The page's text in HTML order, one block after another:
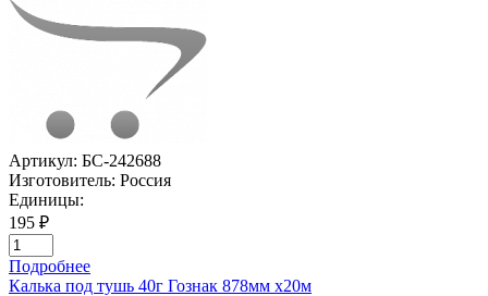
Артикул: БС-242688
Изготовитель: Россия
Единицы:
195 ₽
Подробнее
Калька под тушь 40г Гознак 878мм х20м